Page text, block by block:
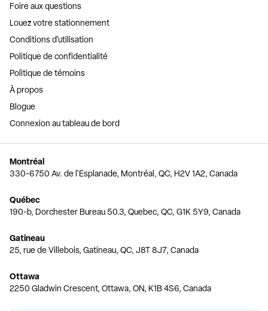
Foire aux questions
Louez votre stationnement
Conditions d'utilisation
Politique de confidentialité
Politique de témoins
À propos
Blogue
Connexion au tableau de bord
Montréal
330-6750 Av. de l'Esplanade, Montréal, QC, H2V 1A2, Canada
Québec
190-b, Dorchester Bureau 50.3, Quebec, QC, G1K 5Y9, Canada
Gatineau
25, rue de Villebois, Gatineau, QC, J8T 8J7, Canada
Ottawa
2250 Gladwin Crescent, Ottawa, ON, K1B 4S6, Canada